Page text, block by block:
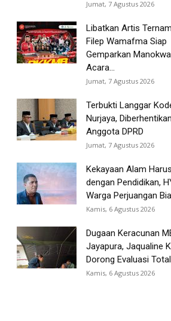
Jumat, 7 Agustus 2026
Libatkan Artis
Filep Wamafma Siap
Gemparkan
Acara...
Jumat, 7 Agustus 2026
Terbukti Langgar
Nurjaya,
Anggota DPRD
Jumat, 7 Agustus 2026
Kekayaan Alam
dengan Pendidikan,
Warga Perjuangan
Kamis, 6 Agustus 2026
Dugaan Keracunan
Jayapura, Jaqualine
Dorong Evaluasi Total
Kamis, 6 Agustus 2026